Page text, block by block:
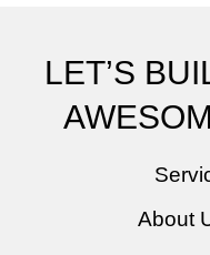
LET’S
About